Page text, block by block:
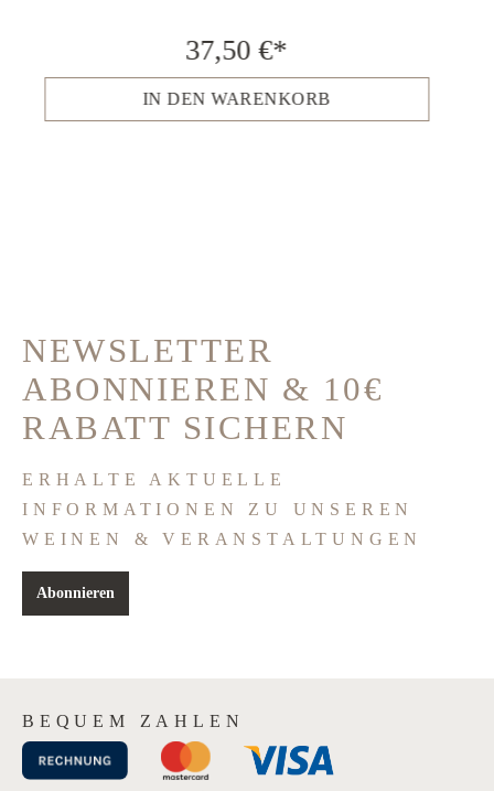
37,50 €*
IN DEN WARENKORB
NEWSLETTER
ABONNIEREN & 10€
RABATT SICHERN
ERHALTE AKTUELLE
INFORMATIONEN ZU UNSEREN
WEINEN & VERANSTALTUNGEN
Abonnieren
BEQUEM ZAHLEN